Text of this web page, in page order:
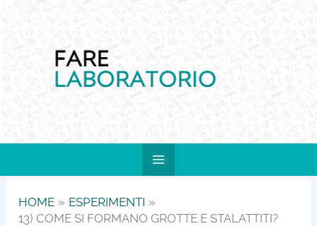
contenuto
HOME
ESPERIMENTI
13) COME SI FORMANO GROTTE E STALATTITI?